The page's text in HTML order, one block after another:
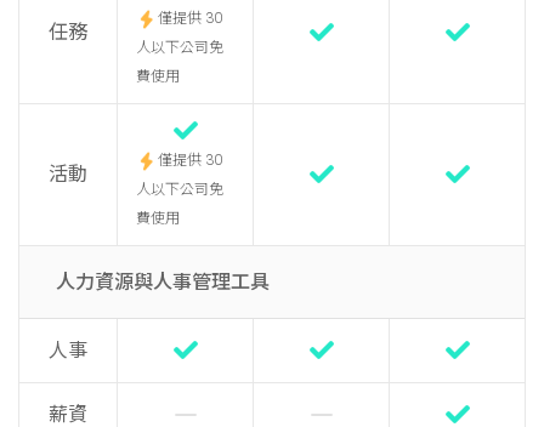
任務
僅提供 30
人以下公司免
費使用
活動
僅提供 30
人以下公司免
費使用
人力資源與人事管理工具
人事
薪資